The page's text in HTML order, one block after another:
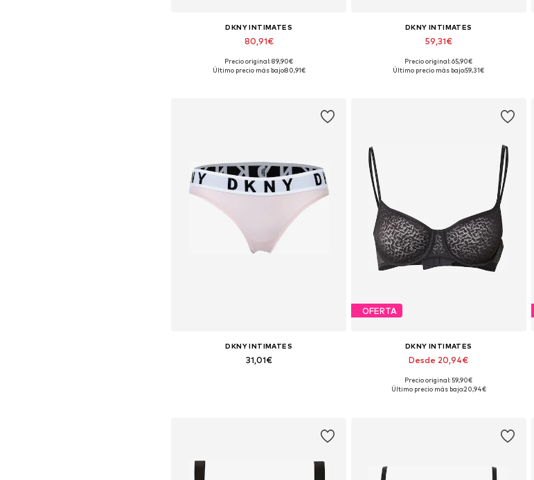
DKNY INTIMATES
80,91€
Disponible en muchas tallas
Precio original: 89,90€
Último precio más bajo:80,91€
DKNY INTIMATES
59,31€
Disponible en muchas tallas
Precio original: 65,90€
Último precio más bajo:59,31€
DKNY INTIMATES
31,01€
OFERTA
DKNY INTIMATES
Desde 20,94€
Disponible en muchas tallas
Precio original: 59,90€
Último precio más bajo:20,94€